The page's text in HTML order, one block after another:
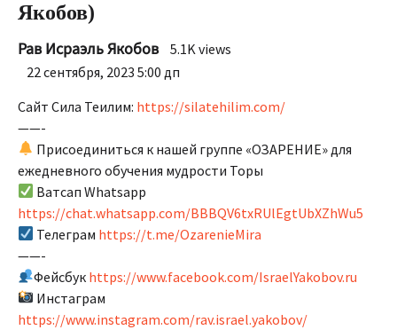
Якобов)
Рав Исраэль Якобов
5.1K views
22 сентября, 2023 5:00 дп
Сайт Сила Теилим: https://silatehilim.com/​
——-
Присоединиться к нашей группе «ОЗАРЕНИЕ» для
ежедневного обучения мудрости Торы
Ватсап Whatsapp
https://chat.whatsapp.com/BBBQV6txRUlEgtUbXZhWu5
Телеграм https://t.me/OzarenieMira
——-
Фейсбук https://www.facebook.com/IsraelYakobov.ru
Инстаграм
https://www.instagram.com/rav.israel.yakobov/